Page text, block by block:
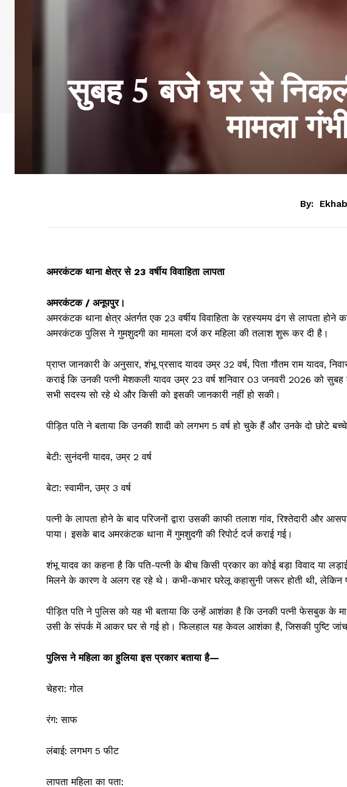
सुबह 5 बजे घर से
मामला
By:
अमरकंटक थाना क्षेत्र से 23 वर्षीय विवाहिता लापता
अमरकंटक / अनूपपुर।
अमरकंटक थाना क्षेत्र अंतर्गत एक 23 वर्षीय विवाहिता के रहस्यमय ढंग से लापता होने
अमरकंटक पुलिस ने गुमशुदगी का मामला दर्ज कर महिला की तलाश शुरू कर दी है।
प्राप्त जानकारी के अनुसार, शंभू प्रसाद यादव उम्र 32 वर्ष, पिता गौतम राम यादव,
कराई कि उनकी पत्नी मेशकली यादव उम्र 23 वर्ष शनिवार 03 जनवरी 2026 को
सभी सदस्य सो रहे थे और किसी को इसकी जानकारी नहीं हो सकी।
पीड़ित पति ने बताया कि उनकी शादी को लगभग 5 वर्ष हो चुके हैं और उनके दो छोटे
बेटी: सुनंदनी यादव, उम्र 2 वर्ष
बेटा: स्वामीन, उम्र 3 वर्ष
पत्नी के लापता होने के बाद परिजनों द्वारा उसकी काफी तलाश गांव, रिश्तेदारी और
पाया। इसके बाद अमरकंटक थाना में गुमशुदगी की रिपोर्ट दर्ज कराई गई।
शंभू यादव का कहना है कि पति-पत्नी के बीच किसी प्रकार का कोई बड़ा विवाद या
मिलने के कारण वे अलग रह रहे थे। कभी-कभार घरेलू कहासुनी जरूर होती थी, लेकिन
पीड़ित पति ने पुलिस को यह भी बताया कि उन्हें आशंका है कि उनकी पत्नी फेसबुक के
उसी के संपर्क में आकर घर से गई हो। फिलहाल यह केवल आशंका है, जिसकी पुष्टि जांच
पुलिस ने महिला का हुलिया इस प्रकार बताया है—
चेहरा: गोल
रंग: साफ
लंबाई: लगभग 5 फीट
लापता महिला का पता: